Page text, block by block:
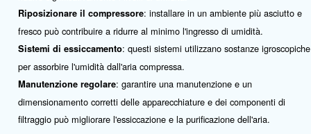
energetico e dei costi di esercizio.
Problemi operativi: in applicazioni come la verniciatura
l'umidità può diluire la vernice, compromettendo la